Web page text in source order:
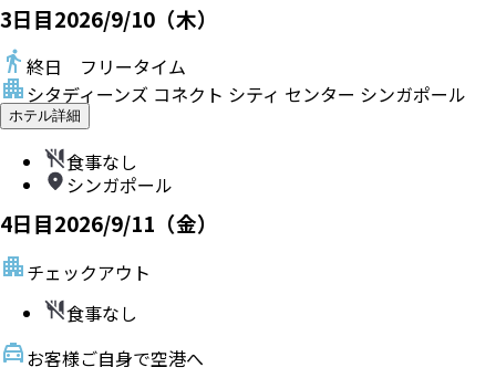
3日目2026/9/10（木）
終日 フリータイム
シタディーンズ コネクト シティ センター シンガポール
ホテル詳細
食事なし
シンガポール
4日目2026/9/11（金）
チェックアウト
食事なし
お客様ご自身で空港へ